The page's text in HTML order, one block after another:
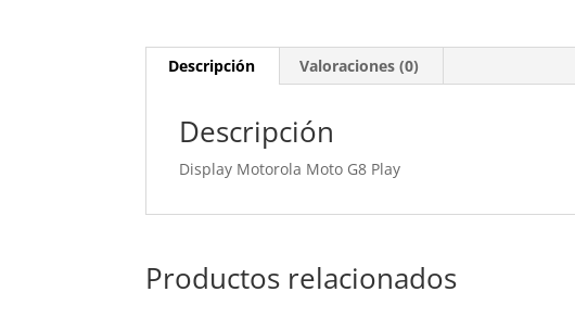
Descripción Valoraciones (0)
Descripción
Display Motorola Moto G8 Play
Productos relacionados